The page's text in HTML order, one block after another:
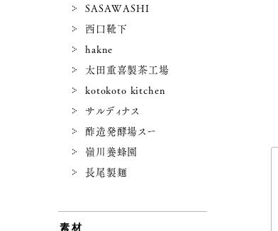
SASAWASHI
西口靴下
hakne
太田重喜製茶工場
kotokoto kitchen
サルディナス
酢造発酵場スー
嶺川養蜂園
長尾製麺
素材